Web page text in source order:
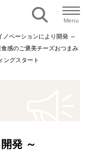
Menu
ノベーションにより開発 ～
感のご褒美チーズおつまみ
ングスタート
発 ～